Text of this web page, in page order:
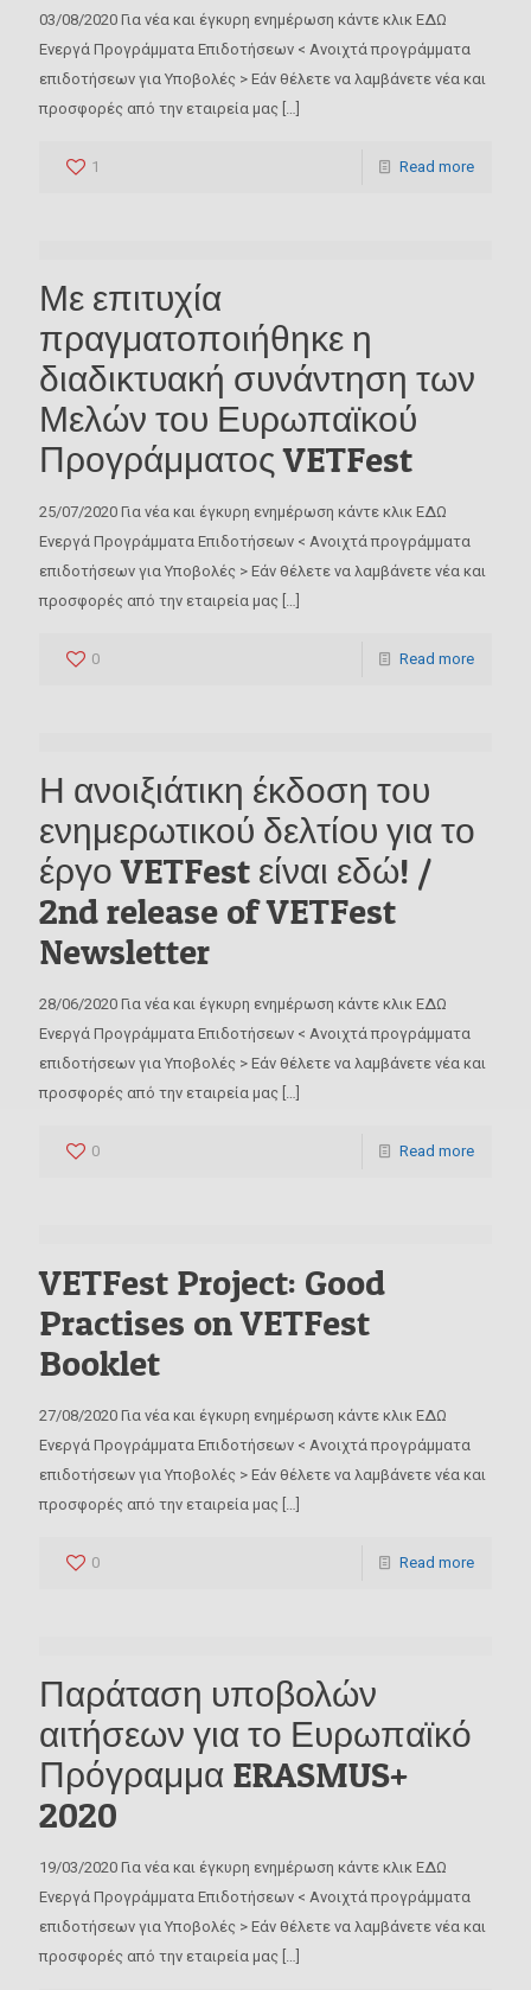
03/08/2020 Για νέα και έγκυρη ενημέρωση κάντε κλικ ΕΔΩ
Ενεργά Προγράμματα Επιδοτήσεων < Ανοιχτά προγράμματα
επιδοτήσεων για Υποβολές > Εάν θέλετε να λαμβάνετε νέα και
προσφορές από την εταιρεία μας
1 Read more
Με επιτυχία
πραγματοποιήθηκε η
διαδικτυακή συνάντηση των
Μελών του Ευρωπαϊκού
Προγράμματος VETFest
25/07/2020 Για νέα και έγκυρη ενημέρωση κάντε κλικ ΕΔΩ
Ενεργά Προγράμματα Επιδοτήσεων < Ανοιχτά προγράμματα
επιδοτήσεων για Υποβολές > Εάν θέλετε να λαμβάνετε νέα και
προσφορές από την εταιρεία μας
0 Read more
Η ανοιξιάτικη έκδοση του
ενημερωτικού δελτίου για το
έργο VETFest είναι εδώ! /
2nd release of VETFest
Newsletter
28/06/2020 Για νέα και έγκυρη ενημέρωση κάντε κλικ ΕΔΩ
Ενεργά Προγράμματα Επιδοτήσεων < Ανοιχτά προγράμματα
επιδοτήσεων για Υποβολές > Εάν θέλετε να λαμβάνετε νέα και
προσφορές από την εταιρεία μας
0 Read more
VETFest Project: Good
Practises on VETFest
Booklet
27/08/2020 Για νέα και έγκυρη ενημέρωση κάντε κλικ ΕΔΩ
Ενεργά Προγράμματα Επιδοτήσεων < Ανοιχτά προγράμματα
επιδοτήσεων για Υποβολές > Εάν θέλετε να λαμβάνετε νέα και
προσφορές από την εταιρεία μας
0 Read more
Παράταση υποβολών
αιτήσεων για το Ευρωπαϊκό
Πρόγραμμα ERASMUS+
2020
19/03/2020 Για νέα και έγκυρη ενημέρωση κάντε κλικ ΕΔΩ
Ενεργά Προγράμματα Επιδοτήσεων < Ανοιχτά προγράμματα
επιδοτήσεων για Υποβολές > Εάν θέλετε να λαμβάνετε νέα και
προσφορές από την εταιρεία μας
επιδοτούμενα προγράμματα και όλα τα
χρηματοδοτούμενα εργαλεία
Name
Email
προγράμματα, χρηματοδοτικά εργαλεία.
* Έχετε το δικαίωμα ανά πάσα στιγμή να ζητήσετε
τη διαγραφή σας.